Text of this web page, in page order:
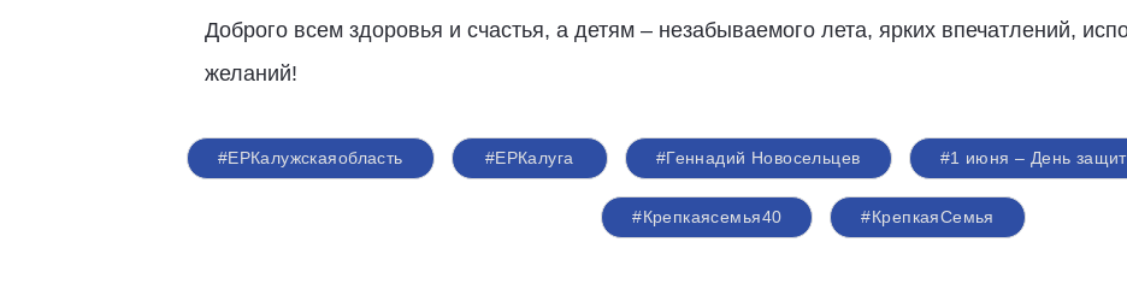
Доброго всем здоровья и счастья, а детям – незабываемого лета, ярких впечатлений,
желаний!
#ЕРКалужскаяобласть #ЕРКалуга #Геннадий Новосельцев #1 июня – День
#Крепкаясемья40 #КрепкаяСемья